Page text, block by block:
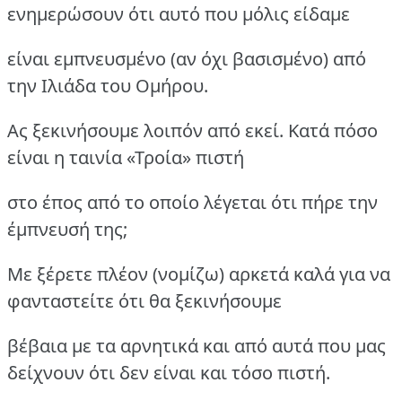
ενημερώσουν ότι αυτό που μόλις είδαμε
είναι εμπνευσμένο (αν όχι βασισμένο) από
την Ιλιάδα του Ομήρου.
Ας ξεκινήσουμε λοιπόν από εκεί. Κατά πόσο
είναι η ταινία «Τροία» πιστή
στο έπος από το οποίο λέγεται ότι πήρε την
έμπνευσή της;
Με ξέρετε πλέον (νομίζω) αρκετά καλά για να
φανταστείτε ότι θα ξεκινήσουμε
βέβαια με τα αρνητικά και από αυτά που μας
δείχνουν ότι δεν είναι και τόσο πιστή.